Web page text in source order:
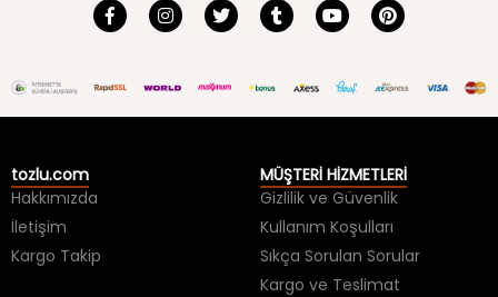
tozlu.com
Hakkımızda
İletişim
Kargo Takip
MÜŞTERİ HİZMETLERİ
Gizlilik ve Güvenlik
Kullanım Koşulları
Sıkça Sorulan Sorular
Kargo ve Teslimat